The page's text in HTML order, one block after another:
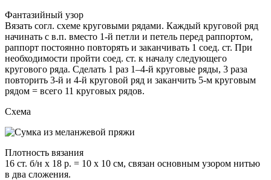
Фантазийный узор
Вязать согл. схеме круговыми рядами. Каждый круговой ряд
начинать с в.п. вместо 1-й петли и петель перед раппортом,
раппорт постоянно повторять и заканчивать 1 соед. ст. При
необходимости пройти соед. ст. к началу следующего
кругового ряда. Сделать 1 раз 1–4-й круговые ряды, 3 раза
повторить 3-й и 4-й круговой ряд и заканчить 5-м круговым
рядом = всего 11 круговых рядов.
Схема
Плотность вязания
16 ст. б/н х 18 р. = 10 х 10 см, связан основным узором нитью
в два сложения.